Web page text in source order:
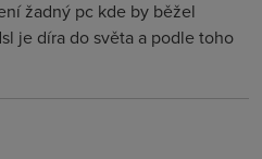
žadný pc kde by běžel
je díra do světa a podle toho